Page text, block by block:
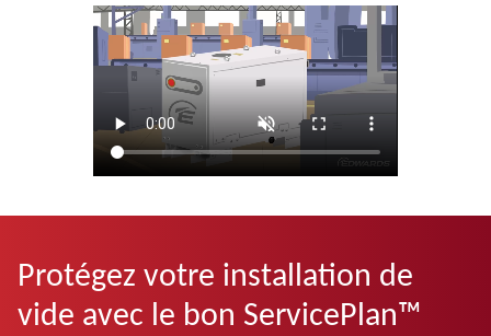
Protégez votre installation de
vide avec le bon ServicePlan™